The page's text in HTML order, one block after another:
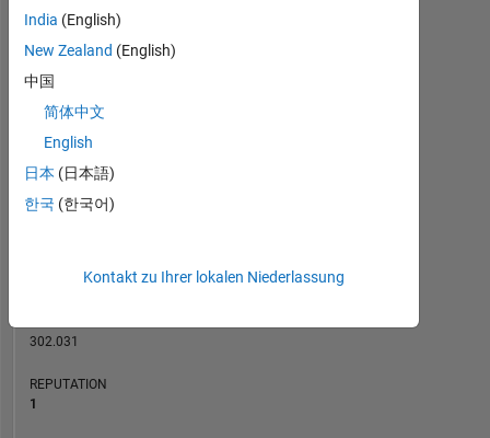
BEITRÄGE
0
1
3
12/12
05/14
10/15
03/17
08/18
01/20
06/21
11/22
04/24
09/25
08/14
04/16
12/17
08/19
04/21
12/22
08/24
04/26
302.031
REPUTATION
1
India (English)
New Zealand (English)
中国
简体中文
English
日本 (日本語)
한국 (한국어)
Kontakt zu Ihrer lokalen Niederlassung